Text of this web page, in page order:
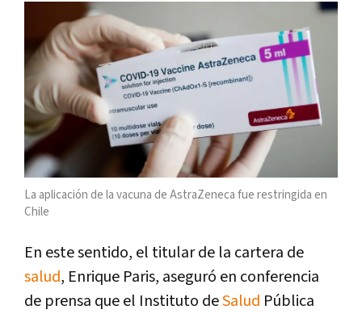
La aplicación de la vacuna de AstraZeneca fue restringida en
Chile
En este sentido, el titular de la cartera de
salud, Enrique Paris, aseguró en conferencia
de prensa que el Instituto deSalud Pública